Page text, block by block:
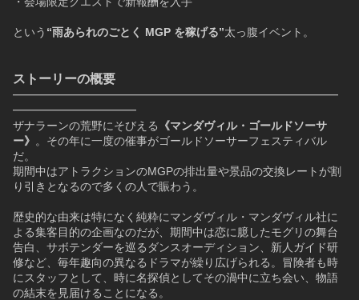
という “雨あられのごとく MGP を稼げる”太っ腹イベント。
ストーリーの概要
━━━━━━━━━━━━━━━━━━━━━━━━━━━━━
━━━━━━━━━━━
ザナラーンの荒野にそびえる
《マンダヴィル・ゴールドソーサ
ー》 。その年に一度の催事がゴールドソーサーフェスティバル
だ。
期間中はアトラクションのMGPの排出量や景品の交換レートが割
り引きとなるので多くの人で賑わう。
歴史的な由来は特になく純粋にマンダヴィル・マンダヴィル社に
よる集客目的の企画なのだが、期間中は恋に臆したモグリの舞台
告白、サボテンダーを巡るダンスオーディション、新人ガイド研
修など、毎年趣向の異なるドラマが繰り広げられる。冒険者も時
にスタッフとして、時に名探偵としてその渦中に立ち会い、物語
の結末を見届けることになる。